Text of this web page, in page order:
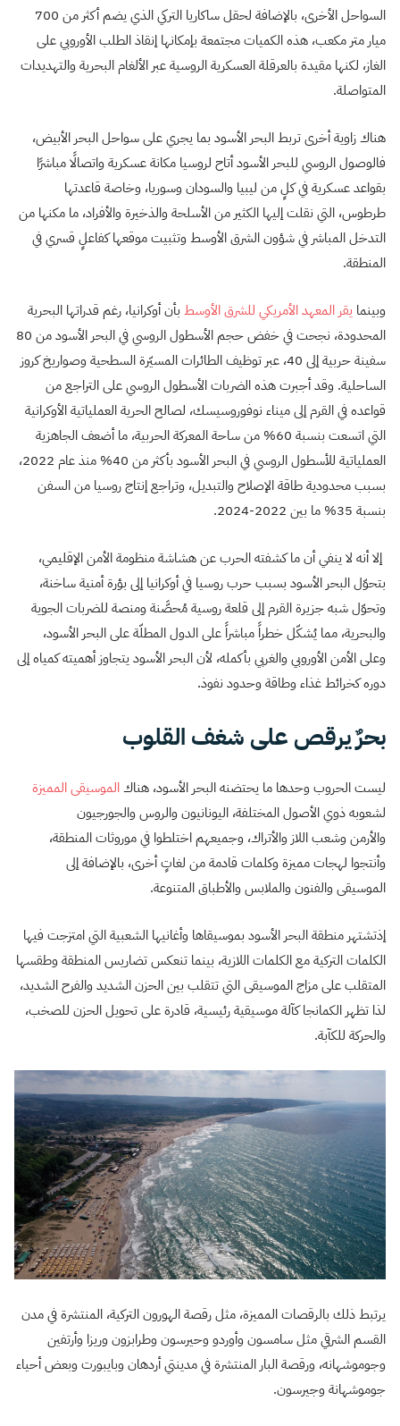
السواحل الأخرى، بالإضافة لحقل ساكاريا التركي الذي يضم أكثر من 700
ميار متر مكعب، هذه الكميات مجتمعة بإمكانها إنقاذ الطلب الأوروبي على
الغاز، لكنها مقيدة بالعرقلة العسكرية الروسية عبر الألغام البحرية والتهديدات
المتواصلة.
هناك زاوية أخرى تربط البحر الأسود بما يجري على سواحل البحر الأبيض،
فالوصول الروسي للبحر الأسود أتاح لروسيا مكانة عسكرية واتصالًا مباشرًا
بقواعد عسكرية في كلٍ من ليبيا والسودان وسوريا، وخاصة قاعدتها
طرطوس، التي نقلت إليها الكثير من الأسلحة والذخيرة والأفراد، ما مكنها من
التدخل المباشر في شؤون الشرق الأوسط وتثبيت موقعها كفاعلٍ قسري في
المنطقة.
وبينما يقر المعهد الأمريكي للشرق الأوسط بأن أوكرانيا، رغم قدراتها البحرية
المحدودة، نجحت في خفض حجم الأسطول الروسي في البحر الأسود من 80
سفينة حربية إلى 40، عبر توظيف الطائرات المسيّرة السطحية وصواريخ كروز
الساحلية. وقد أجبرت هذه الضربات الأسطول الروسي على التراجع من
قواعده في القرم إلى ميناء نوفوروسيسك، لصالح الحرية العملياتية الأوكرانية
التي اتسعت بنسبة 60% من ساحة المعركة الحربية، ما أضعف الجاهزية
العملياتية للأسطول الروسي في البحر الأسود بأكثر من 40% منذ عام 2022،
بسبب محدودية طاقة الإصلاح والتبديل، وتراجع إنتاج روسيا من السفن
بنسبة 35% ما بين 2022-2024.
إلا أنه لا ينفي أن ما كشفتهالحرب عن هشاشة منظومة الأمن الإقليمي،
بتحوّل البحر الأسود بسبب حرب روسيا في أوكرانيا إلى بؤرة أمنية ساخنة،
وتحوّل شبه جزيرة القرم إلى قلعة روسية مُحصَّنة ومنصة للضربات الجوية
والبحرية، مما يُشكّل خطراً مباشراً على الدول المطلّة على البحر الأسود،
وعلى الأمن الأوروبي والغربي بأكمله، لأن البحر الأسود يتجاوز أهميته كمياه إلى
دوره كخرائط غذاء وطاقة وحدود نفوذ.
بحرٌ يرقص على شغف القلوب
ليست الحروب وحدها ما يحتضنه البحر الأسود، هناكالموسيقى المميزة
لشعوبه ذوي الأصول المختلفة، اليونانيونوالروس والجورجيون
والأرمنوشعب اللاز والأتراك، وجميعهم اختلطوا في موروثات المنطقة،
وأنتجوا لهجات مميزة وكلمات قادمة من لغاتٍ أخرى، بالإضافة إلى
الموسيقى والفنون والملابس والأطباق المتنوعة.
إذتشتهر منطقة البحر الأسود بموسيقاها وأغانيها الشعبية التي امتزجت فيها
الكلمات التركية مع الكلمات اللازية، بينما تنعكس تضاريس المنطقة وطقسها
المتقلب على مزاج الموسيقى التي تتقلب بين الحزن الشديد والفرح الشديد،
لذا تظهر الكمانجا كآلة موسيقية رئيسية، قادرة على تحويل الحزن للصخب،
والحركة للكآبة.
يرتبط ذلك بالرقصات المميزة، مثل رقصة الهورون التركية، المنتشرة في مدن
القسم الشرقي مثل سامسون وأوردو وحيرسون وطرابزون وريزا وأرتفين
وجوموشهانه، ورقصة البار المنتشرة في مدينتي أردهان وبايبورت وبعض أحياء
جوموشهانة وجيرسون.